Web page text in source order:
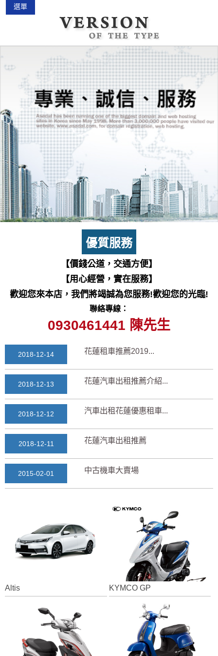
選單
優質服務
【價錢公道，交通方便】
【用心經營，實在服務】
歡迎您來本店，我們將竭誠為您服務!歡迎您的光臨!
聯絡專線：
0930461441 陳先生
2015-02-01
2018-03-16 花蓮景點2018地圖...
七星潭風景區美景介紹...
三日遊景點行程規劃景...
2018-03-12 花蓮自由行自助行程
2025-11-17 通水管後排水變快？背...
2018-12-14 花蓮租車推薦2019...
2018-12-13 花蓮汽車出租推薦介紹...
2018-12-12 汽車出租花蓮優惠租車...
2018-12-11 花蓮汽車出租推薦
2015-02-01 中古機車大賣場
2018-03-15 七星潭風景區美景介紹...
2018-03-13 三日遊景點行程規劃景...
2018-03-12 花蓮自由行自助行程
2025-11-17 通水管後排水變快？背...
2018-12-14 花蓮租車推薦2019...
Altis KYMCO GP